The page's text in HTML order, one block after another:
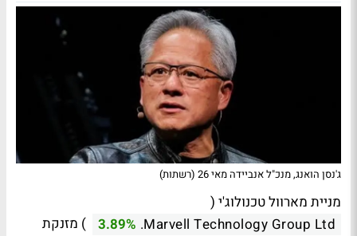
ג'נסן הואנג, מנכ"ל אנביידה מאי 26 (רשתות)
מניית מארוול טכנולוג'י (
Marvell Technology Group Ltd.
3.89% ) מזנקת